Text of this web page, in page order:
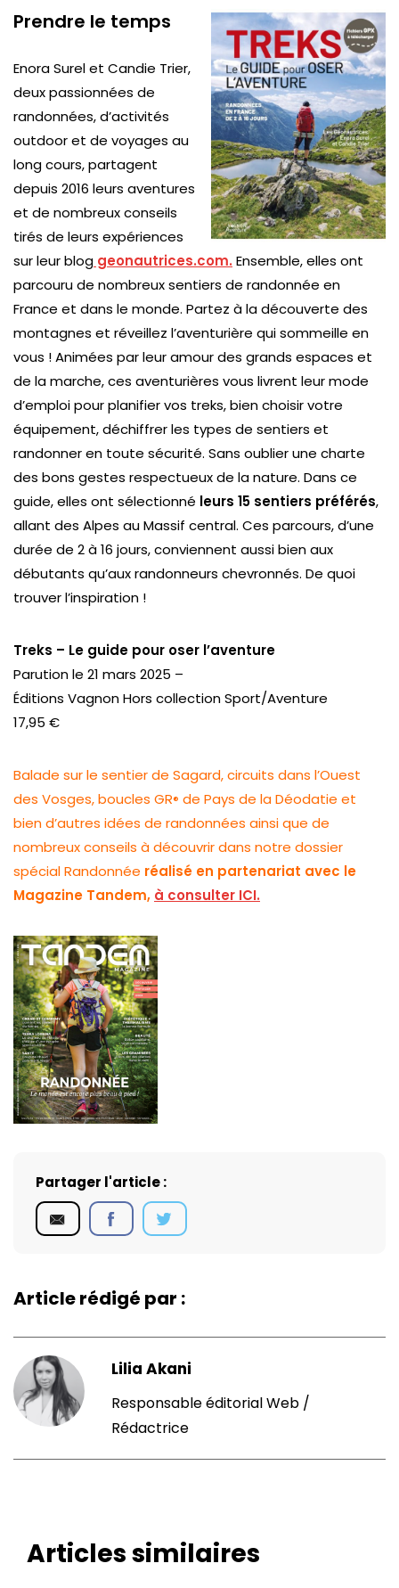
Prendre le temps
Enora Surel et Candie Trier,
deux passionnées de
randonnées, d’activités
outdoor et de voyages au
long cours, partagent
depuis 2016 leurs aventures
et de nombreux conseils
tirés de leurs expériences
sur leur blog geonautrices.com. Ensemble, elles ont
parcouru de nombreux sentiers de randonnée en
France et dans le monde. Partez à la découverte des
montagnes et réveillez l’aventurière qui sommeille en
vous ! Animées par leur amour des grands espaces et
de la marche, ces aventurières vous livrent leur mode
d’emploi pour planifier vos treks, bien choisir votre
équipement, déchiffrer les types de sentiers et
randonner en toute sécurité. Sans oublier une charte
des bons gestes respectueux de la nature. Dans ce
guide, elles ont sélectionné leurs 15 sentiers préférés,
allant des Alpes au Massif central. Ces parcours, d’une
durée de 2 à 16 jours, conviennent aussi bien aux
débutants qu’aux randonneurs chevronnés. De quoi
trouver l’inspiration !
Treks – Le guide pour oser l’aventure
Parution le 21 mars 2025 –
Éditions Vagnon Hors collection Sport/Aventure
17,95 €
Balade sur le sentier de Sagard, circuits dans l’Ouest
des Vosges, boucles GR® de Pays de la Déodatie et
bien d’autres idées de randonnées ainsi que de
nombreux conseils à découvrir dans notre dossier
spécial Randonnée réalisé en partenariat avec le
Magazine Tandem, à consulter ICI.
Partager l'article :
Article rédigé par :
Lilia Akani
Responsable éditorial Web /
Rédactrice
Articles similaires